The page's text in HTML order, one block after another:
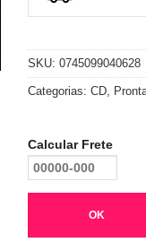
SKU: 0745099040628
Categorias: CD
Calcular Frete
OK